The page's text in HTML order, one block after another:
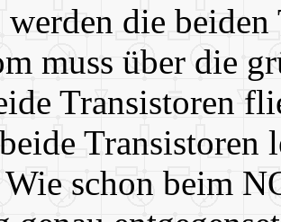
die
muss über die
Transistoren
Transistoren
schon beim